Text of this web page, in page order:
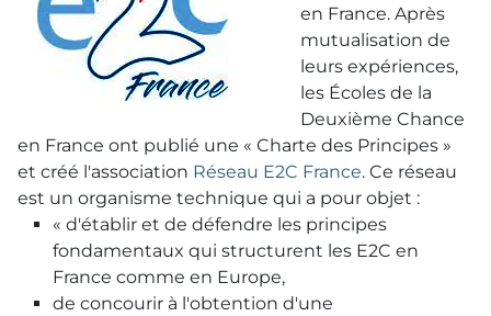
en France. Après
mutualisation de
leurs expériences,
les Écoles de la
Deuxième Chance
en France ont publié une « Charte des Principes »
et créé l'association Réseau E2C France. Ce réseau
est un organisme technique qui a pour objet :
« d'établir et de défendre les principes
fondamentaux qui structurent les E2C en
France comme en Europe,
de concourir à l'obtention d'une